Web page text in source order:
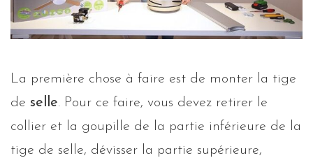
La première chose à faire est de monter la tige
de selle. Pour ce faire, vous devez retirer le
collier et la goupille de la partie inférieure de la
tige de selle, dévisser la partie supérieure,